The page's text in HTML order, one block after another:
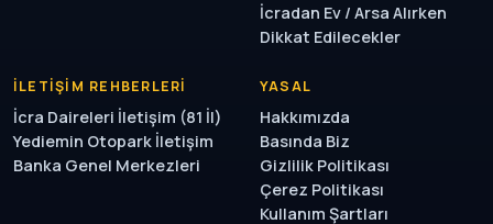
İcradan Ev / Arsa Alırken
Dikkat Edilecekler
İLETIŞIM REHBERLERI
İcra Daireleri İletişim (81 İl)
Yediemin Otopark İletişim
Banka Genel Merkezleri
YASAL
Hakkımızda
Basında Biz
Gizlilik Politikası
Çerez Politikası
Kullanım Şartları